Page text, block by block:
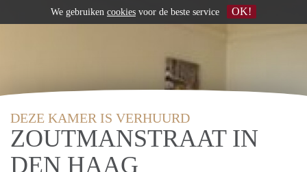
DEZE KAMER IS VERHUURD
ZOUTMANSTRAAT IN
DEN HAAG
We gebruiken cookies voor de beste service OK!